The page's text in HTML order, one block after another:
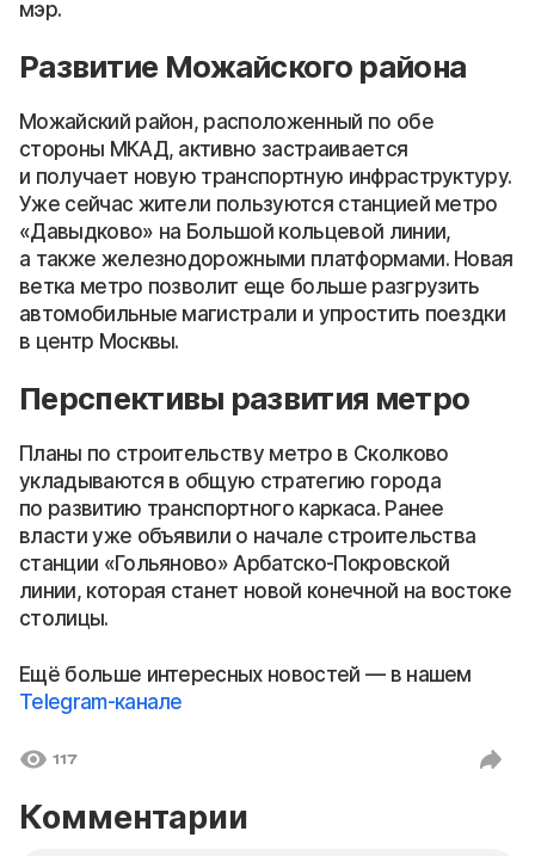
мэр.
Развитие Можайского района
Можайский район, расположенный по обе
стороны МКАД, активно застраивается
и получает новую транспортную инфраструктуру.
Уже сейчас жители пользуются станцией метро
«Давыдково» на Большой кольцевой линии,
а также железнодорожными платформами. Новая
ветка метро позволит еще больше разгрузить
автомобильные магистрали и упростить поездки
в центр Москвы.
Перспективы развития метро
Планы по строительству метро в Сколково
укладываются в общую стратегию города
по развитию транспортного каркаса. Ранее
власти уже объявили о начале строительства
станции «Гольяново» Арбатско-Покровской
линии, которая станет новой конечной на востоке
столицы.
Ещё больше интересных новостей — в нашем
Telegram-канале
117
Комментарии